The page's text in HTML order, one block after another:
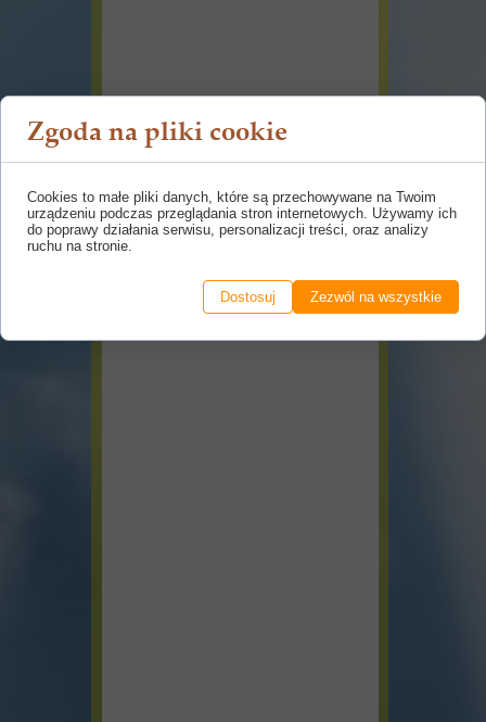
Zgoda na pliki cookie
Cookies to małe pliki danych, które są przechowywane na Twoim
urządzeniu podczas przeglądania stron internetowych. Używamy ich
do poprawy działania serwisu, personalizacji treści, oraz analizy
ruchu na stronie.
Dostosuj Zezwól na wszystkie